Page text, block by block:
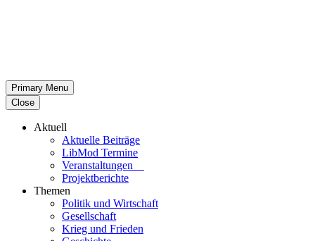
Primary Menu
Close
Aktuell
Aktu­elle Beiträge
LibMod Termine
Ver­an­stal­tun­gen
Pro­jekt­be­richte
Themen
Politik und Wirtschaft
Gesell­schaft
Krieg und Frieden